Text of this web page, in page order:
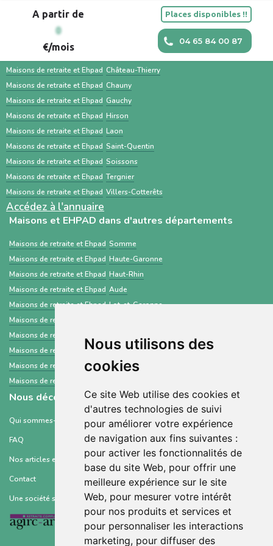
Nous utilisons des
cookies
Ce site Web utilise des cookies et
d'autres technologies de suivi
pour améliorer votre expérience
de navigation aux fins suivantes :
pour activer les fonctionnalités de
base du site Web, pour offrir une
meilleure expérience sur le site
Web, pour mesurer votre intérêt
pour nos produits et services et
pour personnaliser les interactions
marketing, pour diffuser des
facilitent une transition en douceur.
orienter un patient. Une recherche en
parallèle avec des services comme Sahanest
permet souvent un gain de temps et un
meilleur accompagnement.
d’hébergement pour personnes âgées, avec
un accompagnement humain, des outils
personnalisés et des services
complémentaires. À l’inverse, ViaTrajectoire
est un service public gratuit, destiné
principalement aux professionnels de santé,
centré sur les demandes d’admission en
établissements médico-sociaux via un dossier
standardisé.
A partir de
0
€/mois
Places disponibles !!
04 65 84 00 87
Maisons et EHPAD dans les villes à proximité
Maisons de retraite et Ehpad
Bohain-en-Vermandois
Maisons de retraite et Ehpad Château-Thierry
Maisons de retraite et Ehpad Chauny
Maisons de retraite et Ehpad Gauchy
Maisons de retraite et Ehpad Hirson
Maisons de retraite et Ehpad Laon
Maisons de retraite et Ehpad Saint-Quentin
Maisons de retraite et Ehpad Soissons
Maisons de retraite et Ehpad Tergnier
Maisons de retraite et Ehpad Villers-Cotterêts
Accédez à l'annuaire
Maisons et EHPAD dans d'autres départements
Maisons de retraite et Ehpad Somme
Maisons de retraite et Ehpad Haute-Garonne
Maisons de retraite et Ehpad Haut-Rhin
Maisons de retraite et Ehpad Aude
Maisons de retraite et Ehpad Lot-et-Garonne
Maisons de retraite et Ehpad
Maisons de retraite et Ehpad
Maisons de retraite et Ehpad Saint-Martin
Maisons de retraite et Ehpad Deux-Sèvres
Maisons de retraite et Ehpad
Nous découvrir
Qui sommes-nous ?
FAQ
Nos articles et ressources
Contact
Une société soutenue par :